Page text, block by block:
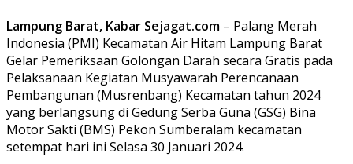
Lampung Barat, Kabar Sejagat.com – Palang Merah
Indonesia (PMI) Kecamatan Air Hitam Lampung Barat
Gelar Pemeriksaan Golongan Darah secara Gratis pada
Pelaksanaan Kegiatan Musyawarah Perencanaan
Pembangunan (Musrenbang) Kecamatan tahun 2024
yang berlangsung di Gedung Serba Guna (GSG) Bina
Motor Sakti (BMS) Pekon Sumberalam kecamatan
setempat hari ini Selasa 30 Januari 2024.